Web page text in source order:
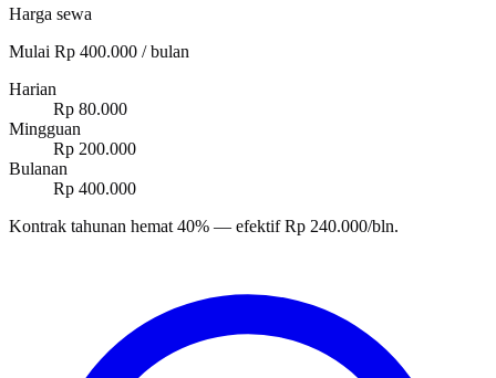
Harga sewa
Mulai Rp 400.000 / bulan
Harian
Rp 80.000
Mingguan
Rp 200.000
Bulanan
Rp 400.000
Kontrak tahunan hemat 40% — efektif Rp 240.000/bln.